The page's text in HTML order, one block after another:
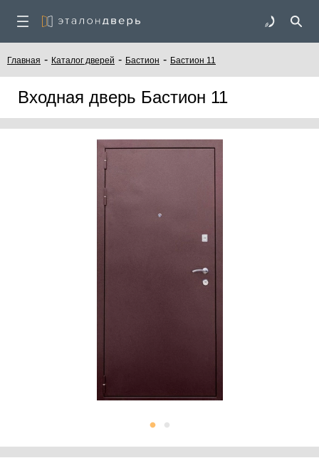
Главная - Каталог дверей - Бастион - Бастион 11
Входная дверь Бастион 11